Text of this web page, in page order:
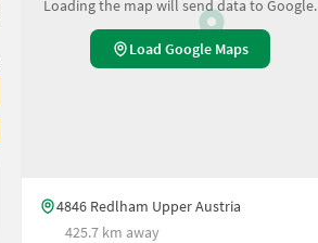
Loading the map will send data to Google.
Load Google Maps
4846 Redlham Upper Austria
425.7 km away